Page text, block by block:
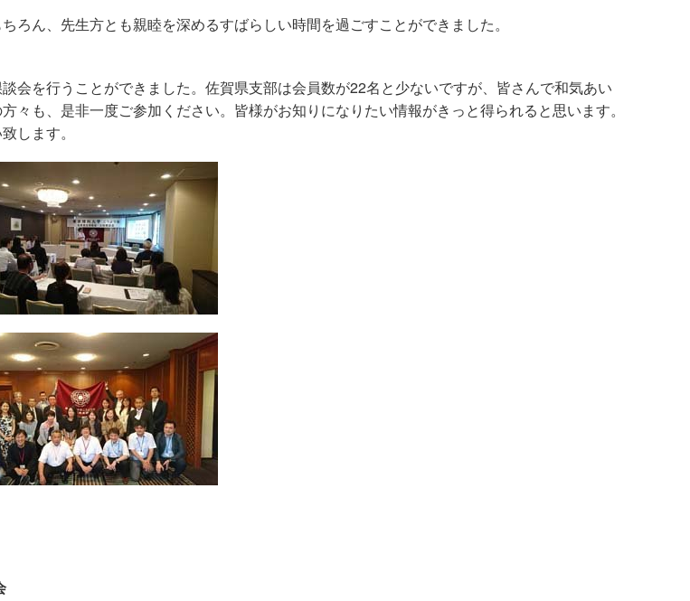
ん、先生方とも親睦を深めるすばらしい時間を過ごすことができました。
会を行うことができました。佐賀県支部は会員数が22名と少ないですが、皆さんで和気あい
も、是非一度ご参加ください。皆様がお知りになりたい情報がきっと得られると思います。
します。